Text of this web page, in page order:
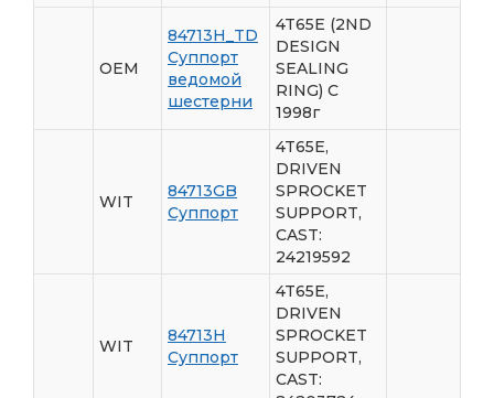
OEM
84713H_TD
Суппорт
ведомой
шестерни
4T65E (2ND
DESIGN
SEALING
RING) C
1998г
WIT
84713GB
Суппорт
4T65E,
DRIVEN
SPROCKET
SUPPORT,
CAST:
24219592
WIT
84713H
Суппорт
4T65E,
DRIVEN
SPROCKET
SUPPORT,
CAST: